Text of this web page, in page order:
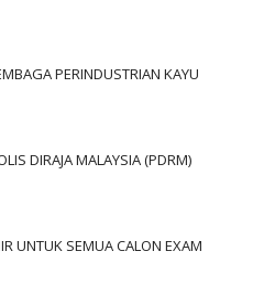
PERINDUSTRIAN KAYU
DIRAJA MALAYSIA (PDRM)
UNTUK SEMUA CALON EXAM